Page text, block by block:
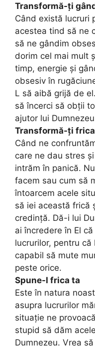
Transformă-ți
Când există lucruri
acestea tind să ne
să ne gândim
dorim cel mai mult
timp, energie și
obsesiv în
L să aibă grijă de
să încerci să obții
ajutor lui
Transformă-ți
Când ne
care ne dau stres
intrăm în panică.
facem sau cum să
întoarcem acele
să iei această frică
credință. Dă-i lui
ai încredere în El
lucrurilor, pentru că
capabil să mute
peste orice.
Spune-I frica ta
Este în natura
asupra lucrurilor
situație ne
stupid să dăm
Dumnezeu. Vrea